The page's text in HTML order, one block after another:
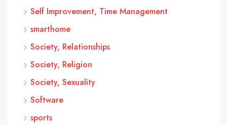
Self Improvement, Time Management
smarthome
Society, Relationships
Society, Religion
Society, Sexuality
Software
sports